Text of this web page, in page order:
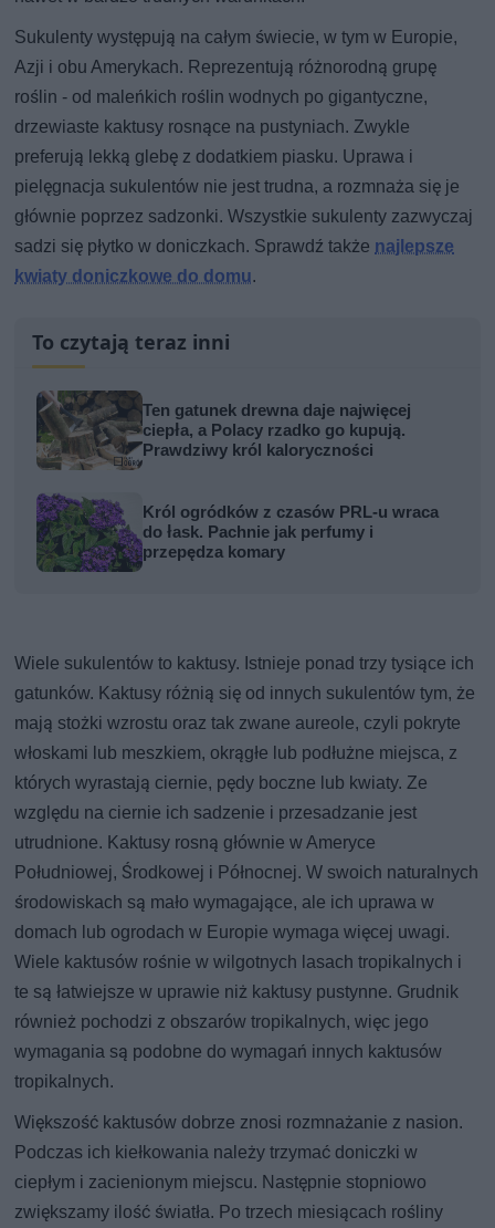
Sukulenty występują na całym świecie, w tym w Europie,
Azji i obu Amerykach. Reprezentują różnorodną grupę
roślin - od maleńkich roślin wodnych po gigantyczne,
drzewiaste kaktusy rosnące na pustyniach. Zwykle
preferują lekką glebę z dodatkiem piasku. Uprawa i
pielęgnacja sukulentów nie jest trudna, a rozmnaża się je
głównie poprzez sadzonki. Wszystkie sukulenty zazwyczaj
sadzi się płytko w doniczkach. Sprawdź także najlepsze
kwiaty doniczkowe do domu.
To czytają teraz inni
Ten gatunek drewna daje najwięcej
ciepła, a Polacy rzadko go kupują.
Prawdziwy król kaloryczności
Król ogródków z czasów PRL-u wraca
do łask. Pachnie jak perfumy i
przepędza komary
Wiele sukulentów to kaktusy. Istnieje ponad trzy tysiące ich
gatunków. Kaktusy różnią się od innych sukulentów tym, że
mają stożki wzrostu oraz tak zwane aureole, czyli pokryte
włoskami lub meszkiem, okrągłe lub podłużne miejsca, z
których wyrastają ciernie, pędy boczne lub kwiaty. Ze
względu na ciernie ich sadzenie i przesadzanie jest
utrudnione. Kaktusy rosną głównie w Ameryce
Południowej, Środkowej i Północnej. W swoich naturalnych
środowiskach są mało wymagające, ale ich uprawa w
domach lub ogrodach w Europie wymaga więcej uwagi.
Wiele kaktusów rośnie w wilgotnych lasach tropikalnych i
te są łatwiejsze w uprawie niż kaktusy pustynne. Grudnik
również pochodzi z obszarów tropikalnych, więc jego
wymagania są podobne do wymagań innych kaktusów
tropikalnych.
Większość kaktusów dobrze znosi rozmnażanie z nasion.
Podczas ich kiełkowania należy trzymać doniczki w
ciepłym i zacienionym miejscu. Następnie stopniowo
zwiększamy ilość światła. Po trzech miesiącach rośliny